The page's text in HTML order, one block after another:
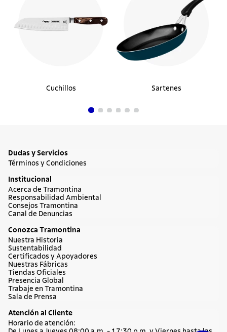
Cuchillos Sartenes
Dudas y Servicios
Términos y Condiciones
Institucional
Acerca de Tramontina
Responsabilidad Ambiental
Consejos Tramontina
Canal de Denuncias
Conozca Tramontina
Nuestra Historia
Sustentabilidad
Certificados y Apoyadores
Nuestras Fábricas
Tiendas Oficiales
Presencia Global
Trabaje en Tramontina
Sala de Prensa
Atención al Cliente
Horario de atención: